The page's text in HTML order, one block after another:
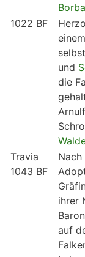
1022 BF
und
die
Travia
1043 BF
ihrer
auf